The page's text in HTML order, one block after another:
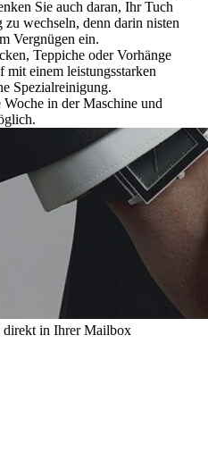
Sie auch daran, Ihr Tuch
wechseln, denn darin nisten
Vergnügen ein.
Teppiche oder Vorhänge
mit einem leistungsstarken
Spezialreinigung.
in der Maschine und
direkt in Ihrer Mailbox